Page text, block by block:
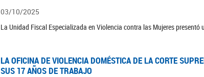
03/10/2025
La Unidad Fiscal Especializada en Violencia contra las Mujeres
LA OFICINA DE VIOLENCIA DOMÉSTICA DE LA CORTE
SUS 17 AÑOS DE TRABAJO